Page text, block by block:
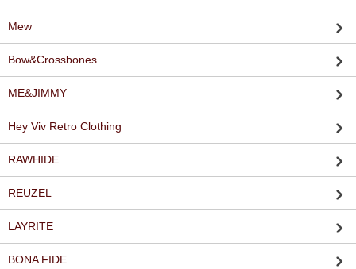
Mew
Bow&Crossbones
ME&JIMMY
Hey Viv Retro Clothing
RAWHIDE
REUZEL
LAYRITE
BONA FIDE